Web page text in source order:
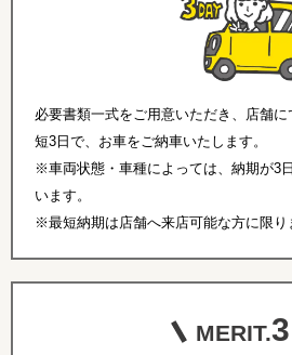
必要書類一式をご用意いただき、店舗
短3日で、お車をご納車いたします。
※車両状態・車種によっては、納期が3
います。
※最短納期は店舗へ来店可能な方に限り
MERIT.3